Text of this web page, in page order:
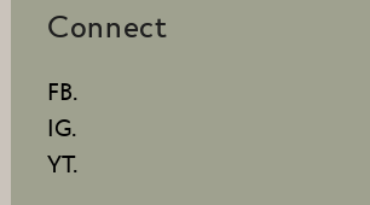
Connect
FB.
IG.
YT.